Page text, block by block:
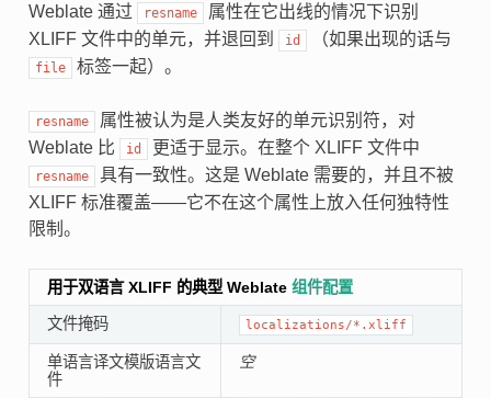
Weblate 通过 resname
属性在它出线的情况下识别
XLIFF 文件中的单元，并退回到
id （如果出现的话与
file 标签一起）。
resname
属性被认为是人类友好的单元识别符，对
Weblate 比
id 更适于显示。在整个 XLIFF 文件中
resname
具有一致性。这是 Weblate 需要的，并且不被
XLIFF 标准覆盖——它不在这个属性上放入任何独特性
限制。
用于双语言 XLIFF 的典型 Weblate 组件配置
文件掩码 localizations/*.xliff
单语言译文模版语言文
件
空